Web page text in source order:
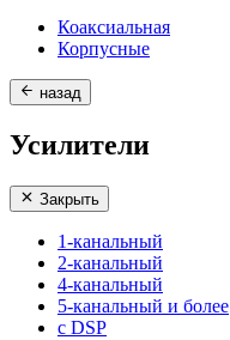
Коаксиальная
Корпусные
назад
Усилители
Закрыть
1-канальный
2-канальный
4-канальный
5-канальный и более
с DSP